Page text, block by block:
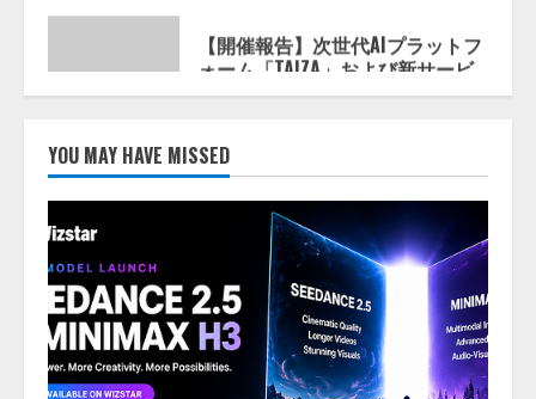
2026/08/07/17:53:45
し、AIから設定操作できる機能を
拡充
2026/08/07/13:53:50
3
【2026年企業のAI導入・活用に関
する調査】AIを組織として導入で
きている企業は26.8％。AI導入企
業の68.0％が、自社でのAI導入・
活用は「上手くいっている」と回
YOU MAY HAVE MISSED